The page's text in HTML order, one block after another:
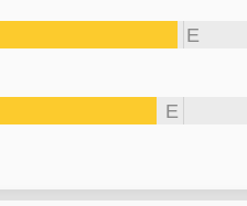
E
E